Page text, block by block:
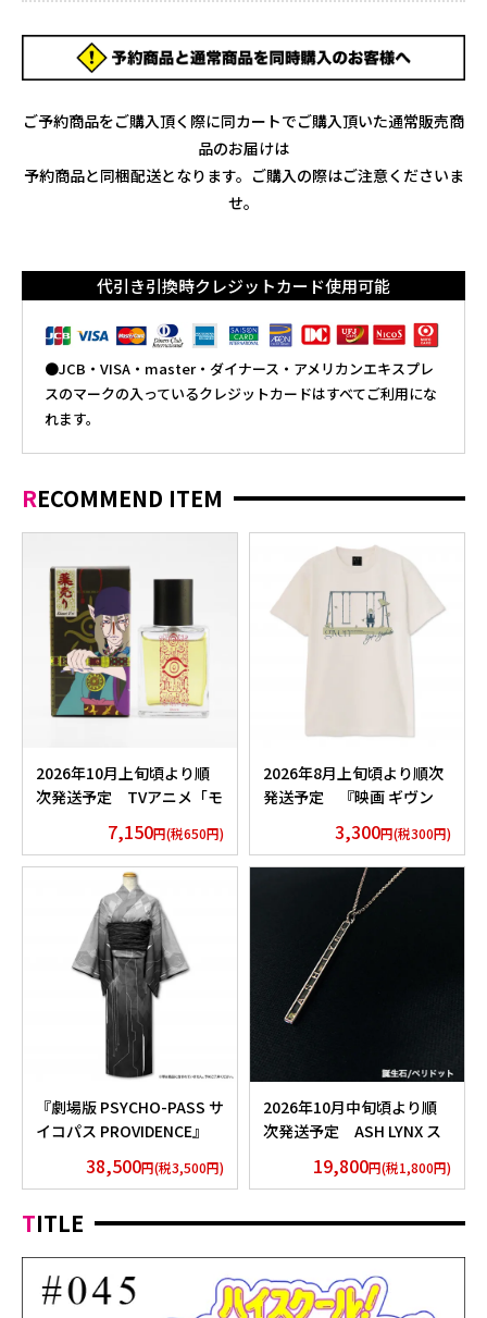
ご予約商品をご購入頂く際に同カートでご購入頂いた通常販売商
品のお届けは
予約商品と同梱配送となります。ご購入の際はご注意くださいま
せ。
代引き引換時クレジットカード使用可能
●JCB・VISA・master・ダイナース・アメリカンエキスプレ
スのマークの入っているクレジットカードはすべてご利用にな
れます。
RECOMMEND ITEM
2026年10月上旬頃より順
次発送予定 TVアニメ「モ
7,150円(税650円)
2026年8月上旬頃より順次
発送予定 『映画 ギヴン
3,300円(税300円)
『劇場版 PSYCHO-PASS サ
イコパス PROVIDENCE』
38,500円(税3,500円)
2026年10月中旬頃より順
次発送予定 ASH LYNX ス
Silver925×Peridot ver.
19,800円(税1,800円)
TITLE